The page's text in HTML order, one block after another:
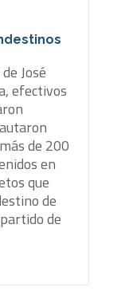
José
efectivos
de 200
en
que
de
de